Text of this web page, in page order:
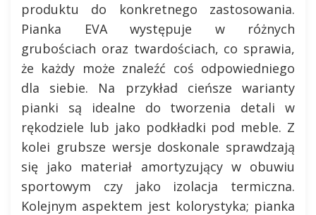
produktu do konkretnego zastosowania.
Pianka EVA występuje w różnych
grubościach oraz twardościach, co sprawia,
że każdy może znaleźć coś odpowiedniego
dla siebie. Na przykład cieńsze warianty
pianki są idealne do tworzenia detali w
rękodziele lub jako podkładki pod meble. Z
kolei grubsze wersje doskonale sprawdzają
się jako materiał amortyzujący w obuwiu
sportowym czy jako izolacja termiczna.
Kolejnym aspektem jest kolorystyka; pianka